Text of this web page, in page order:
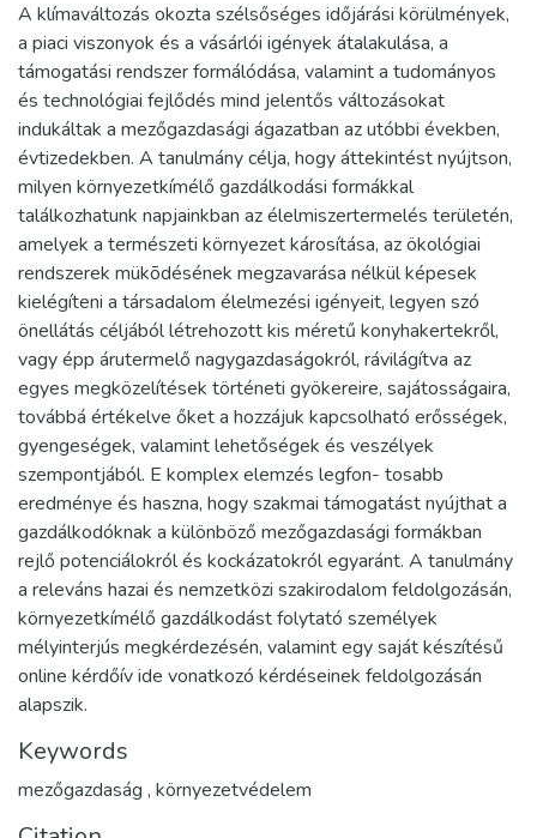
A klímaváltozás okozta szélsőséges időjárási körülmények,
a piaci viszonyok és a vásárlói igények átalakulása, a
támogatási rendszer formálódása, valamint a tudományos
és technológiai fejlődés mind jelentős változásokat
indukáltak a mezőgazdasági ágazatban az utóbbi években,
évtizedekben. A tanulmány célja, hogy áttekintést nyújtson,
milyen környezetkímélő gazdálkodási formákkal
találkozhatunk napjainkban az élelmiszertermelés területén,
amelyek a természeti környezet károsítása, az ökológiai
rendszerek mükõdésének megzavarása nélkül képesek
kielégíteni a társadalom élelmezési igényeit, legyen szó
önellátás céljából létrehozott kis méretű konyhakertekről,
vagy épp árutermelő nagygazdaságokról, rávilágítva az
egyes megközelítések történeti gyökereire, sajátosságaira,
továbbá értékelve őket a hozzájuk kapcsolható erősségek,
gyengeségek, valamint lehetőségek és veszélyek
szempontjából. E komplex elemzés legfon- tosabb
eredménye és haszna, hogy szakmai támogatást nyújthat a
gazdálkodóknak a különböző mezőgazdasági formákban
rejlő potenciálokról és kockázatokról egyaránt. A tanulmány
a releváns hazai és nemzetközi szakirodalom feldolgozásán,
környezetkímélő gazdálkodást folytató személyek
mélyinterjús megkérdezésén, valamint egy saját készítésű
online kérdőív ide vonatkozó kérdéseinek feldolgozásán
alapszik.
Keywords
mezőgazdaság , környezetvédelem